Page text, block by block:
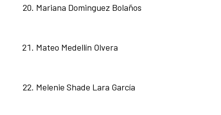
Mariana Dominguez Bolaños
Mateo Medellín Olvera
Melenie Shade Lara García